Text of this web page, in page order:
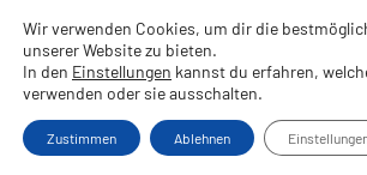
Inhalt
springen
Wir verwenden Cookies, um dir die
unserer Website zu bieten.
In den Einstellungen kannst du erfahren,
verwenden oder sie ausschalten.
Zustimmen Ablehnen